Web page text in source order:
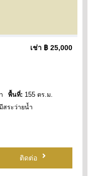
เช่า ฿ 25,000
พื้นที่: 155 ตร.ม.
สระว่ายน้ำ
ติดต่อ